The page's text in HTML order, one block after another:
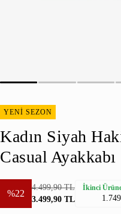
YENİ SEZON
Kadın Siyah
Casual Ayakkabı
%22
4.499,90 TL
3.499,90 TL
İkinci